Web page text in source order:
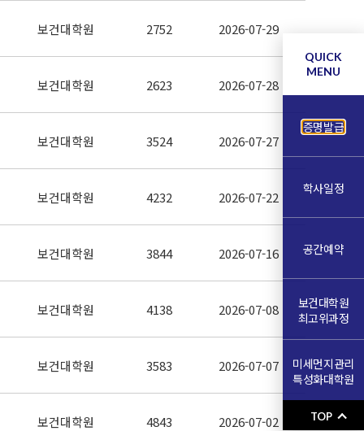
보건대학원 2752 2026-07-29
보건대학원 2623 2026-07-28
보건대학원 3524 2026-07-27
보건대학원 4232 2026-07-22
보건대학원 3844 2026-07-16
보건대학원 4138 2026-07-08
보건대학원 3583 2026-07-07
보건대학원 4843 2026-07-02
QUICK
MENU
증명발급
학사일정
공간예약
보건대학원
최고위과정
미세먼지관리
특성화대학원
TOP